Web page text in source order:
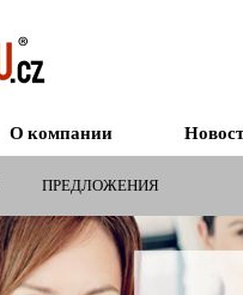
О компании
ПРЕДЛОЖЕНИЯ